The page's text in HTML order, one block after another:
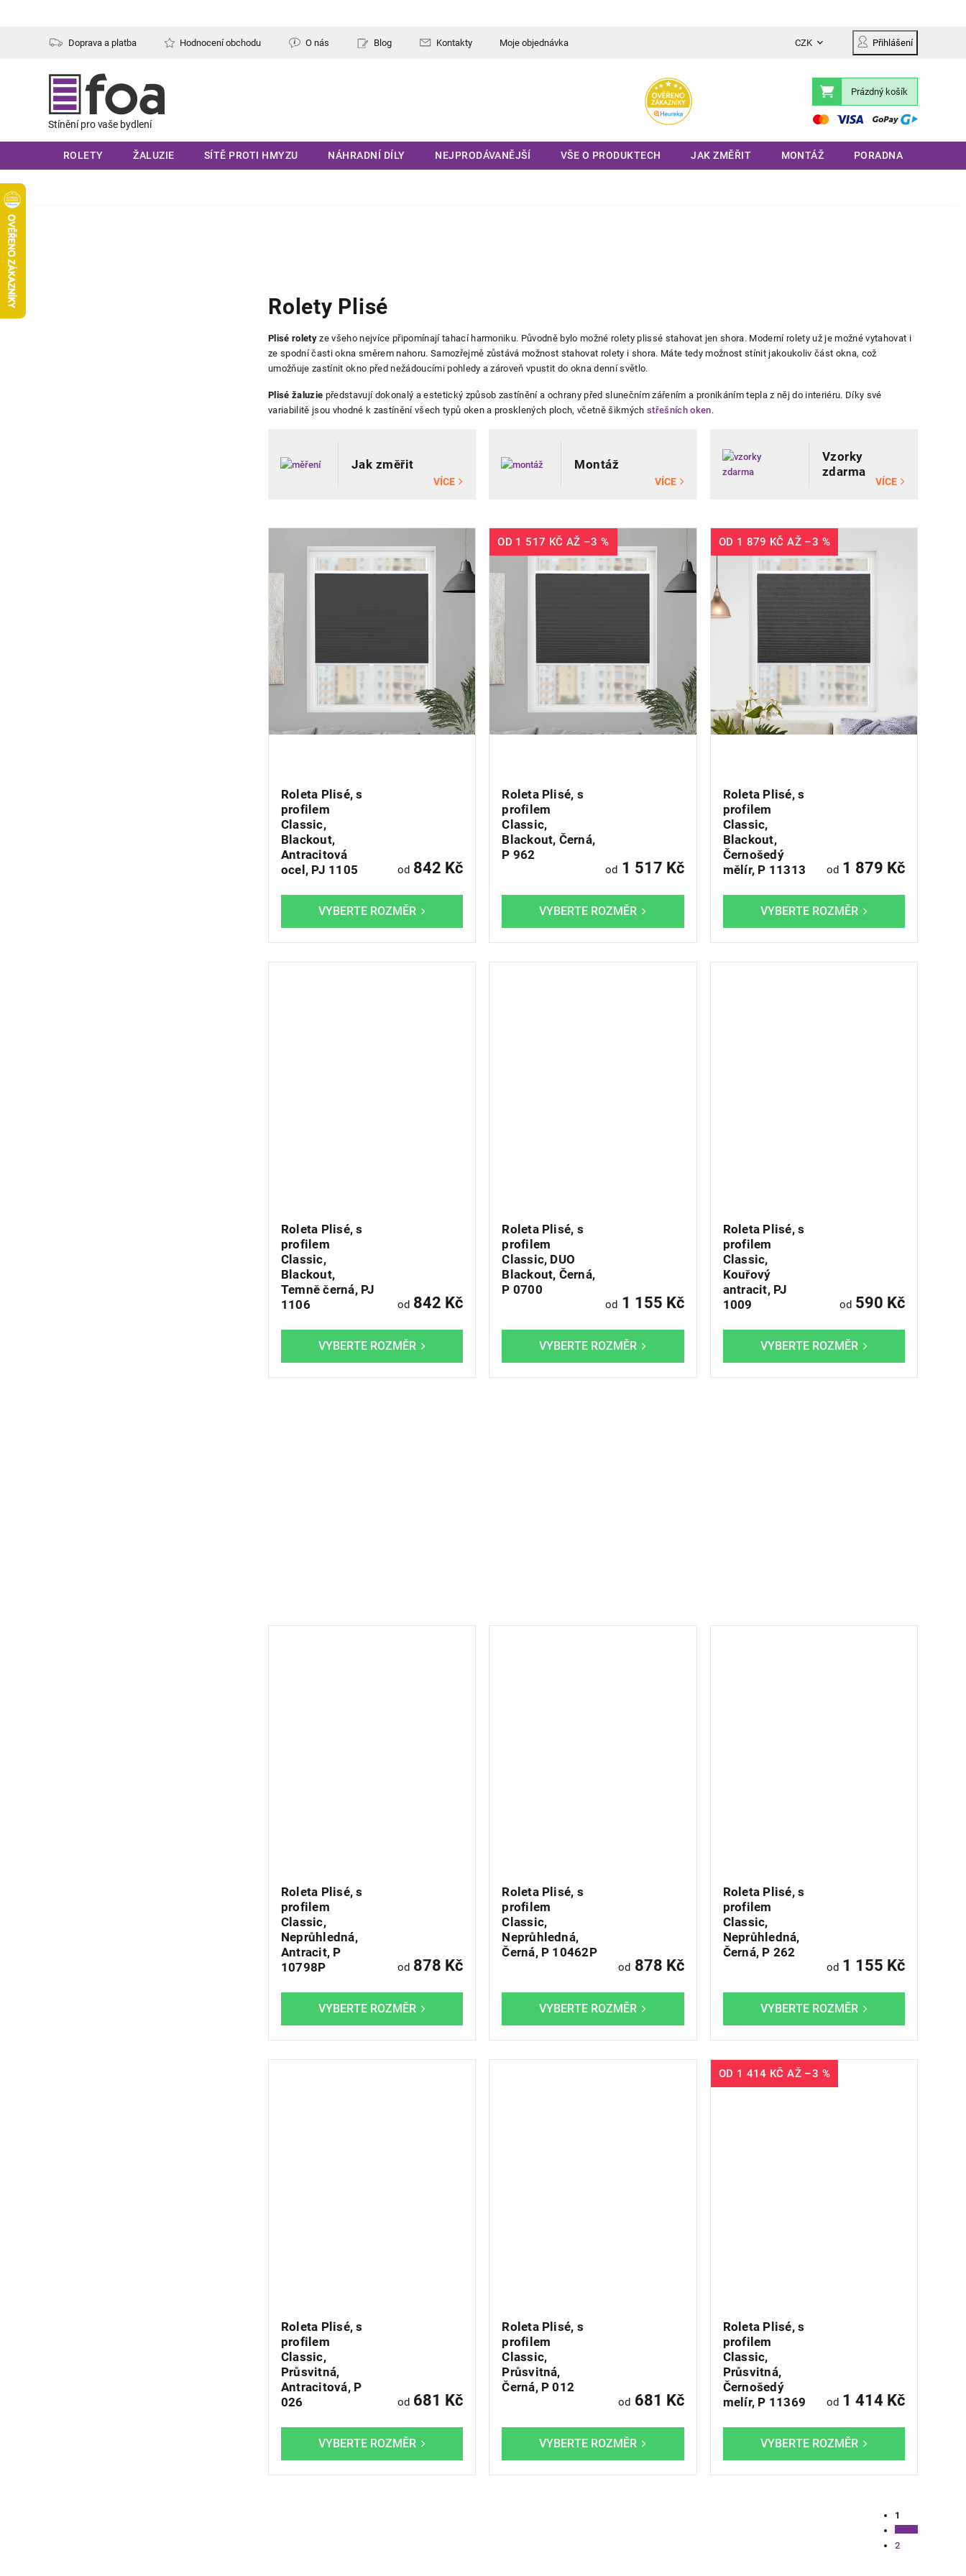
Doprava a platba Hodnocení obchodu O nás Blog Kontakty Moje objednávka CZK Přihlášení
Nákupní
košík
Prázdný košík
ROLETY ŽALUZIE SÍTĚ PROTI HMYZU NÁHRADNÍ DÍLY NEJPRODÁVANĚJŠÍ VŠE O PRODUKTECH JAK ZMĚŘIT MONTÁŽ PORADNA
Rolety Plisé
Výpis
produktů
Roleta Plisé, s
profilem
Classic,
Blackout,
Antracitová
ocel, PJ 1105
od 842 Kč
OD 1 517 KČ AŽ –3 %
Roleta Plisé, s
profilem
Classic,
Blackout, Černá,
P 962
od 1 517 Kč
OD 1 879 KČ AŽ –3 %
Roleta Plisé, s
profilem
Classic,
Blackout,
Černošedý
mělír, P 11313
od1 879 Kč
Roleta Plisé, s
profilem
Classic,
Blackout,
Temně černá, PJ
1106
od 842 Kč
Roleta Plisé, s
profilem
Classic, DUO
Blackout, Černá,
P 0700
od 1 155 Kč
Roleta Plisé, s
profilem
Classic,
Kouřový
antracit, PJ
1009
od590 Kč
Jak změřit
VÍCE
Montáž
VÍCE
Vzorky
zdarma
VÍCE
Roleta Plisé, s
profilem
Classic,
Neprůhledná,
Antracit, P
10798P
od 878 Kč
Roleta Plisé, s
profilem
Classic,
Neprůhledná,
Černá, P 10462P
od 878 Kč
Roleta Plisé, s
profilem
Classic,
Neprůhledná,
Černá, P 262
od1 155 Kč
Roleta Plisé, s
profilem
Classic,
Průsvitná,
Antracitová, P
026
od 681 Kč
Roleta Plisé, s
profilem
Classic,
Průsvitná,
Černá, P 012
od 681 Kč
OD 1 414 KČ AŽ –3 %
Roleta Plisé, s
profilem
Classic,
Průsvitná,
Černošedý
melír, P 11369
od1 414 Kč
výpisu
Stránkování
1
2
Plisé roletyze všeho nejvíce připomínají tahací harmoniku. Původně bylo možné rolety plissé stahovat jen shora. Moderní rolety už je možné vytahovat i
ze spodní časti okna směrem nahoru. Samozřejmě zůstává možnost stahovat rolety i shora. Máte tedy možnost stínit jakoukoliv část okna, což
umožňuje zastínit okno před nežádoucími pohledy a zároveň vpustit do okna denní světlo.
Plisé žaluzie představují dokonalý a estetický způsob zastínění a ochrany před slunečním zářením a pronikáním tepla z něj do interiéru. Díky své
variabilitě jsou vhodné k zastínění všech typů oken a prosklených ploch, včetně šikmýchstřešních oken.